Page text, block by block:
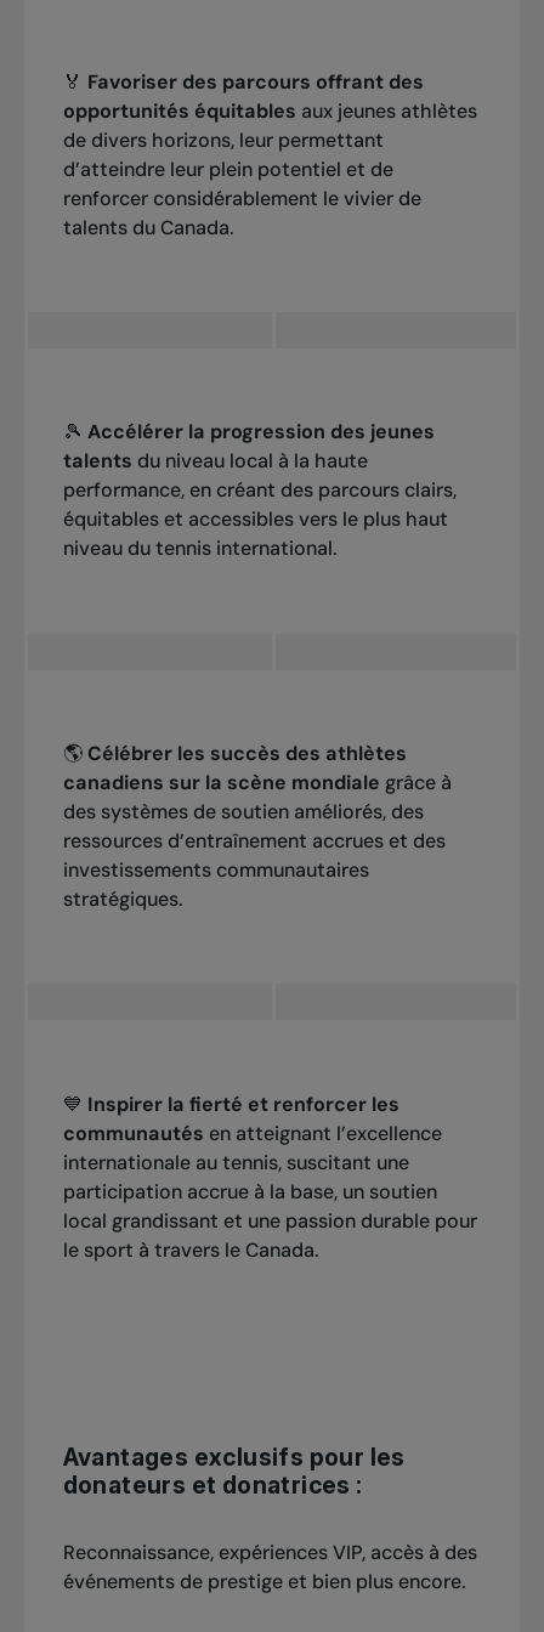
Des communautés plus fortes et
davantage d’endroits pour jouer, d’un
océan à l’autre.
source d’inspiration pour les générations
à venir.
🏅 Favoriser des parcours offrant des
opportunités équitables aux jeunes athlètes
de divers horizons, leur permettant
d’atteindre leur plein potentiel et de
renforcer considérablement le vivier de
talents du Canada.
🎾 Accélérer la progression des jeunes
talents du niveau local à la haute
performance, en créant des parcours clairs,
équitables et accessibles vers le plus haut
niveau du tennis international.
🌎 Célébrer les succès des athlètes
canadiens sur la scène mondiale grâce à
des systèmes de soutien améliorés, des
ressources d’entraînement accrues et des
investissements communautaires
stratégiques.
💙 Inspirer la fierté et renforcer les
communautés en atteignant l’excellence
internationale au tennis, suscitant une
participation accrue à la base, un soutien
local grandissant et une passion durable pour
le sport à travers le Canada.
Avantages exclusifs pour les
donateurs et donatrices :
Reconnaissance, expériences VIP, accès à des
événements de prestige et bien plus encore.